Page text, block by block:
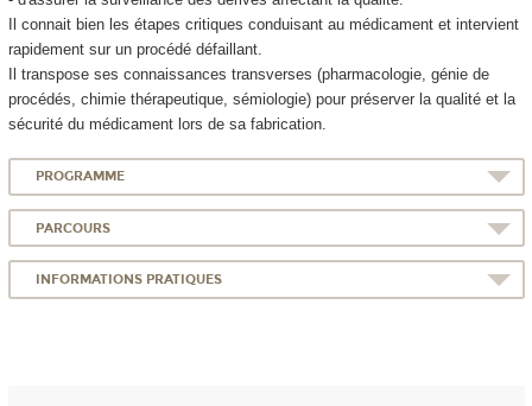
Il connait bien les étapes critiques conduisant au médicament et intervient
rapidement sur un procédé défaillant.
Il transpose ses connaissances transverses (pharmacologie, génie de
procédés, chimie thérapeutique, sémiologie) pour préserver la qualité et la
sécurité du médicament lors de sa fabrication.
PROGRAMME
PARCOURS
INFORMATIONS PRATIQUES